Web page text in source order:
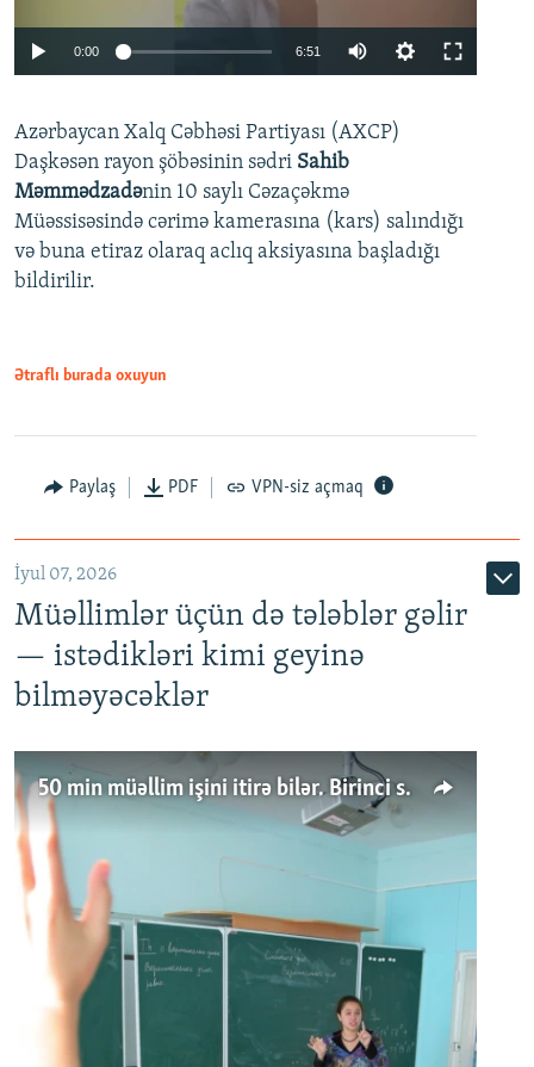
Auto 240p 360p
720p 1080p
0:00 6:51
360p
720p
1080p
Azərbaycan Xalq Cəbhəsi Partiyası (AXCP)
Daşkəsən rayon şöbəsinin sədri Sahib
Məmmədzadənin 10 saylı Cəzaçəkmə
Müəssisəsində cərimə kamerasına (kars) salındığı
və buna etiraz olaraq aclıq aksiyasına başladığı
bildirilir.
Ətraflı burada oxuyun
Paylaş PDF VPN-siz açmaq
İyul 07, 2026
Müəllimlər üçün də tələblər gəlir
— istədikləri kimi geyinə
bilməyəcəklər
50 min müəllim işini itirə bilər. Birinci sinfə gedənlər azalır